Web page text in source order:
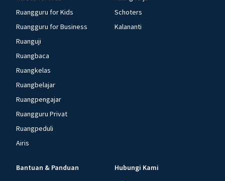
Ruangguru for Kids
Ruangguru for Business
Ruanguji
Ruangbaca
Ruangkelas
Ruangbelajar
Ruangpengajar
Ruangguru Privat
Ruangpeduli
Airis
Schoters
Kalananti
Bantuan & Panduan Hubungi Kami